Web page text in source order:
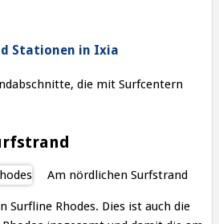
Stationen in Ixia
die mit Surfcentern
Am nördlichen Surfstrand
Surfline Rhodes. Dies ist auch die